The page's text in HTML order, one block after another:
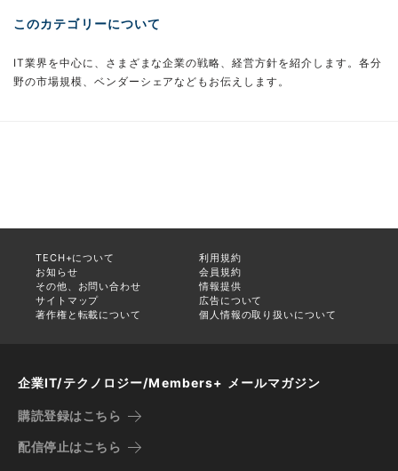
このカテゴリーについて
IT業界を中心に、さまざまな企業の戦略、経営方針を紹介します。各分
野の市場規模、ベンダーシェアなどもお伝えします。
TECH+について
利用規約
お知らせ
会員規約
その他、お問い合わせ
情報提供
サイトマップ
広告について
著作権と転載について
個人情報の取り扱いについて
企業IT/テクノロジー/Members+ メールマガジン
購読登録はこちら
配信停止はこちら